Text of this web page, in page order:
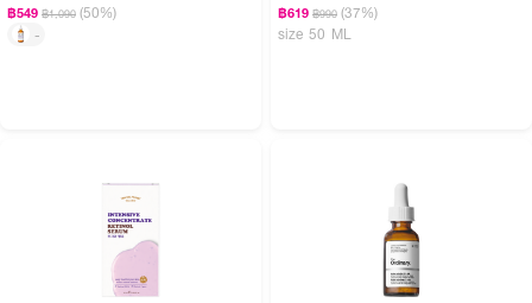
(คำแนะนำ: ควรใช้ควบคู่กับครีมกันแดดในตอนเช้าเพื่อปกป้องผิวและคงความกระจ่าง
ใส)
฿549 ฿1,090 (50%)
-
฿619 ฿990 (37%)
size 50 ML